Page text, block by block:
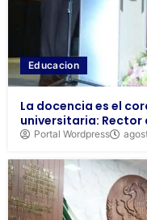
Educacion
La docencia es el
universitaria: Rector
Portal Wordpress